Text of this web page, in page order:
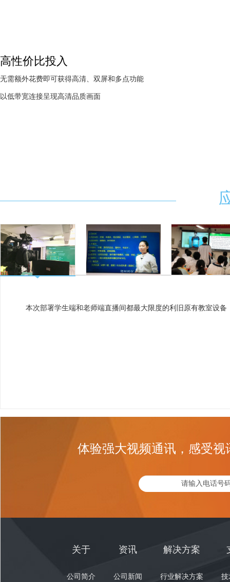
高性价比投入
无需额外花费即可获得高清、双屏和多点功能
以低带宽连接呈现高清品质画面
本次部署学生端和老师端直播间都最大限度的利旧原有教室设
体验强大视频通讯，感受
关于
公司简介
资讯
公司新闻
解决方案
行业解决方案 技